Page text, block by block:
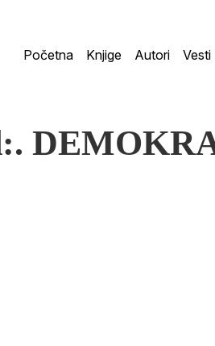
Početna Knjige Autori Vesti